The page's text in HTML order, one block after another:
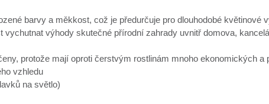
barvy a měkkost, což je předurčuje pro dlouhodobé květinové
výhody skutečné přírodní zahrady uvnitř domova,
protože mají oproti čerstvým rostlinám mnoho ekonomických a
vzhledu
na světlo)